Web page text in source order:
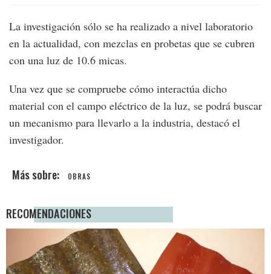
La investigación sólo se ha realizado a nivel laboratorio
en la actualidad, con mezclas en probetas que se cubren
con una luz de 10.6 micas.
Una vez que se compruebe cómo interactúa dicho
material con el campo eléctrico de la luz, se podrá buscar
un mecanismo para llevarlo a la industria, destacó el
investigador.
OBRAS
RECOMENDACIONES